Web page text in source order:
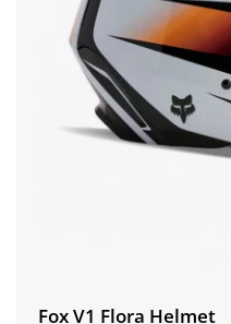
Fox V1 Flora Helmet